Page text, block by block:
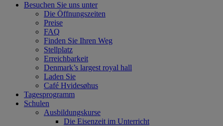
Besuchen Sie uns unter
Die Öffnungszeiten
Preise
FAQ
Finden Sie Ihren Weg
Stellplatz
Erreichbarkeit
Denmark’s largest royal hall
Laden Sie
Café Hvidesøhus
Tagesprogramm
Schulen
Ausbildungskurse
Die Eisenzeit im Unterricht